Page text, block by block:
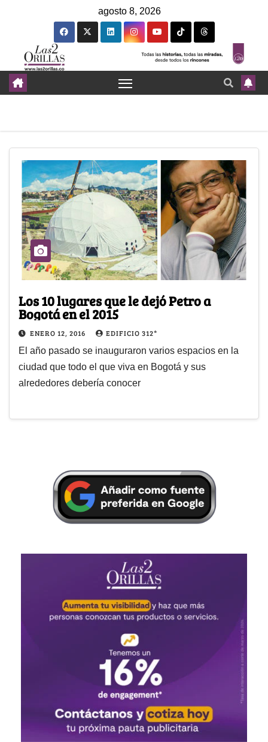
agosto 8, 2026
Los 10 lugares que le dejó Petro a
Bogotá en el 2015
ENERO 12, 2016 EDIFICIO 312*
El año pasado se inauguraron varios espacios en la
ciudad que todo el que viva en Bogotá y sus
alrededores debería conocer